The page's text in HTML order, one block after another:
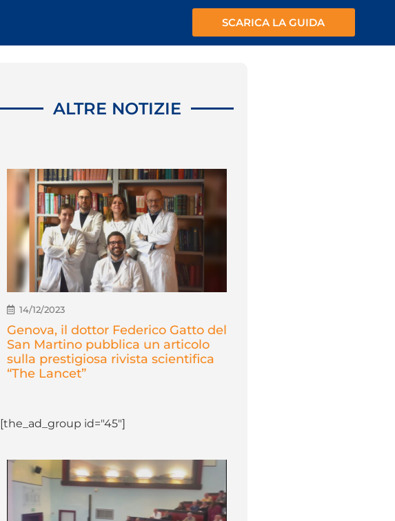
SCARICA LA GUIDA
ALTRE NOTIZIE
14/12/2023
Genova, il dottor Federico Gatto del
San Martino pubblica un articolo
sulla prestigiosa rivista scientifica
“The Lancet”
[the_ad_group id="45"]